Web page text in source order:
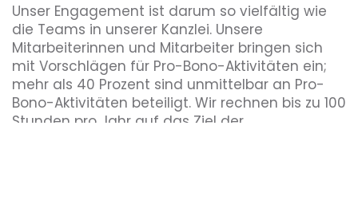
Unser Engagement ist darum so vielfältig wie
die Teams in unserer Kanzlei. Unsere
Mitarbeiterinnen und Mitarbeiter bringen sich
mit Vorschlägen für Pro-Bono-Aktivitäten ein;
mehr als 40 Prozent sind unmittelbar an Pro-
Bono-Aktivitäten beteiligt. Wir rechnen bis zu 100
Stunden pro Jahr auf das Ziel der